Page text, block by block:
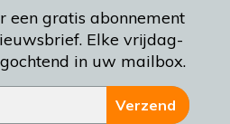
een gratis abonnement
Elke vrijdag-
in uw mailbox.
Verzend